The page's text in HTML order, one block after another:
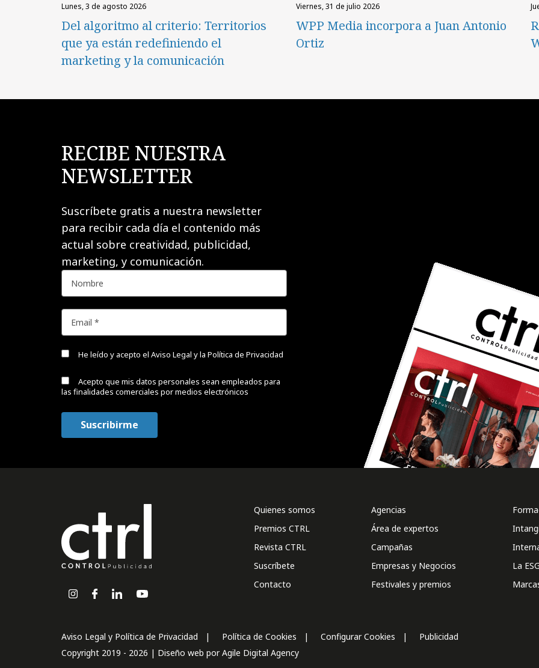
lunes, 3 de agosto 2026
Del algoritmo al criterio: Territorios
que ya están redefiniendo el
marketing y la comunicación
viernes, 31 de julio 2026
WPP Media incorpora a Juan Antonio
Ortiz
RECIBE NUESTRA
NEWSLETTER
Suscríbete gratis a nuestra newsletter
para recibir cada día el contenido más
actual sobre creatividad, publicidad,
marketing, y comunicación.
He leído y acepto el Aviso Legal y la Política de Privacidad
Acepto que mis datos personales sean empleados para
las finalidades comerciales por medios electrónicos
Quienes somos
Premios CTRL
Revista CTRL
Suscríbete
Contacto
Agencias
Área de expertos
Campañas
Empresas y Negocios
Festivales y premios
La
Aviso Legal y Política de Privacidad Política de Cookies Configurar Cookies
Publicidad
Copyright 2019 - 2026 | Diseño web porAgile Digital Agency